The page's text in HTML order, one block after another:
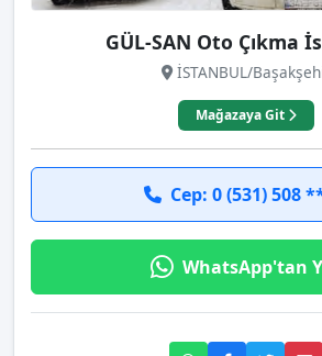
GÜL-SAN Oto Çıkma
İSTANBUL/
Mağazaya Git
Cep: 0 (531) 508
WhatsApp'tan